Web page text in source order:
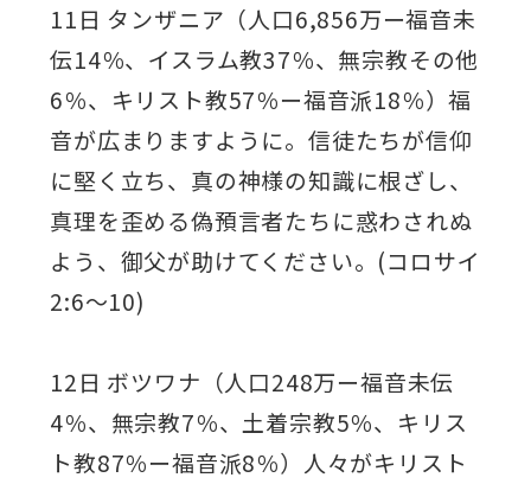
11日 タンザニア（人口6,856万ー福音未
伝14％、イスラム教37％、無宗教その他
6％、キリスト教57％ー福音派18％）福
音が広まりますように。信徒たちが信仰
に堅く立ち、真の神様の知識に根ざし、
真理を歪める偽預言者たちに惑わされぬ
よう、御父が助けてください。(コロサイ
2:6～10)
12日 ボツワナ（人口248万ー福音未伝
4％、無宗教7％、土着宗教5％、キリス
ト教87％ー福音派8％）人々がキリスト